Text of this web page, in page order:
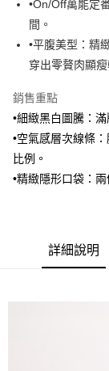
•On/Off萬能定
間。
•平腹美型：精
穿出零贅肉顯瘦
銷售重點
•細緻黑白圖騰：
•空氣感層次線條
比例。
•精緻隱形口袋：
詳細說明